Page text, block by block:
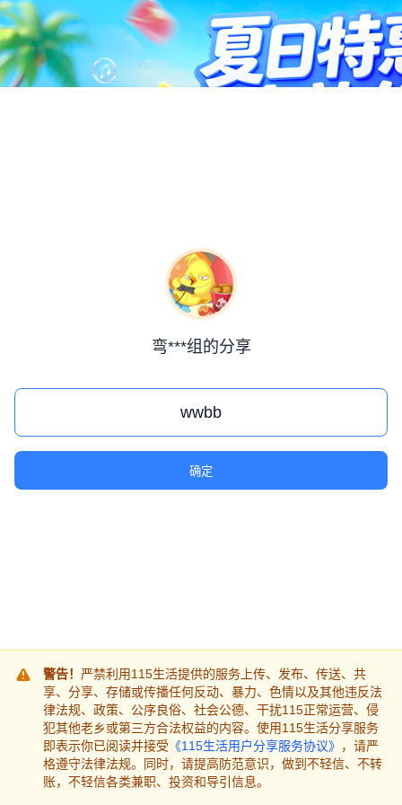
弯***组的分享
确定
警告！ 严禁利用115生活提供的服务上传、发布、传送、共
享、分享、存储或传播任何反动、暴力、色情以及其他违反法
律法规、政策、公序良俗、社会公德、干扰115正常运营、侵
犯其他老乡或第三方合法权益的内容。使用115生活分享服务
即表示你已阅读并接受 《115生活用户分享服务协议》 ，请严
格遵守法律法规。同时，请提高防范意识，做到不轻信、不转
账，不轻信各类兼职、投资和导引信息。